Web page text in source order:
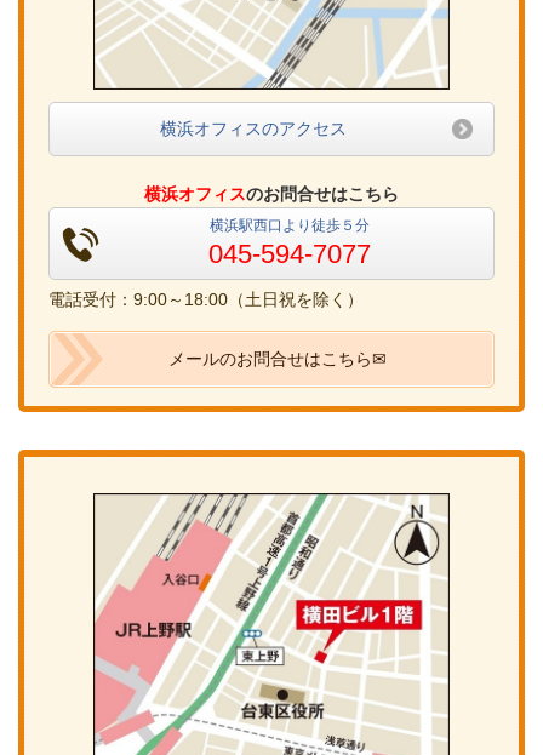
横浜オフィスのアクセス
横浜オフィスのお問合せはこちら
横浜駅西口より徒歩５分
045-594-7077
電話受付：9:00～18:00（土日祝を除く）
メールのお問合せはこちら✉